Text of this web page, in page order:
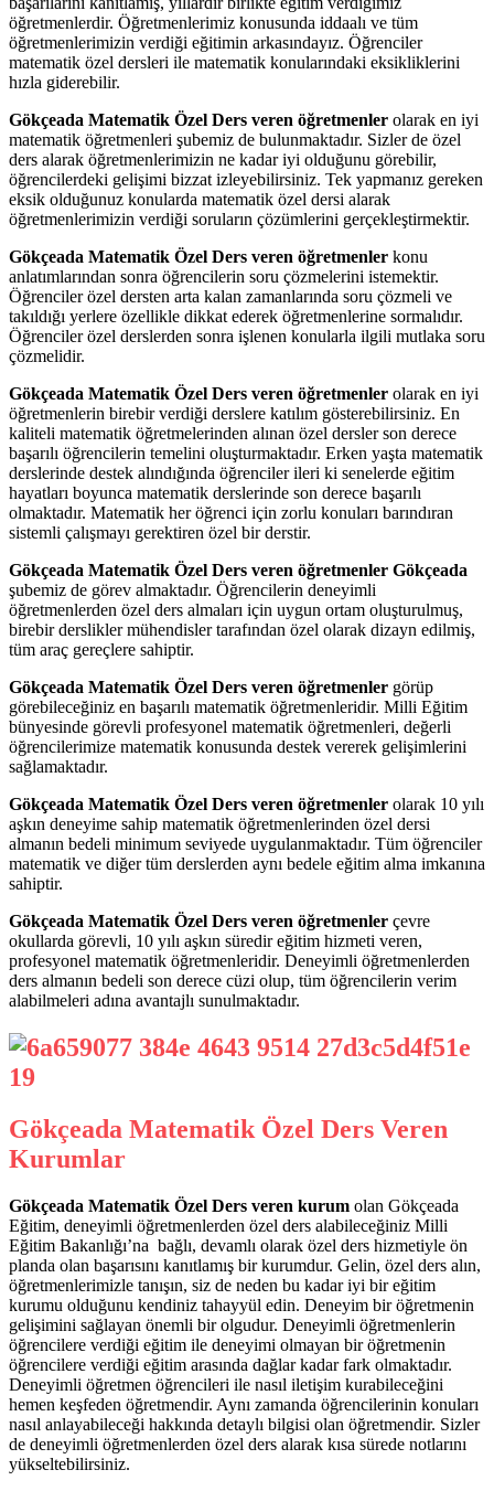
öğretmenlerdir. Öğretmenlerimiz konusunda iddaalı ve tüm
öğretmenlerimizin verdiği eğitimin arkasındayız. Öğrenciler
matematik özel dersleri ile matematik konularındaki eksikliklerini
hızla giderebilir.
Gökçeada Matematik Özel Ders veren öğretmenler olarak en iyi
matematik öğretmenleri şubemiz de bulunmaktadır. Sizler de özel
ders alarak öğretmenlerimizin ne kadar iyi olduğunu görebilir,
öğrencilerdeki gelişimi bizzat izleyebilirsiniz. Tek yapmanız gereken
eksik olduğunuz konularda matematik özel dersi alarak
öğretmenlerimizin verdiği soruların çözümlerini gerçekleştirmektir.
Gökçeada Matematik Özel Ders veren öğretmenler konu
anlatımlarından sonra öğrencilerin soru çözmelerini istemektir.
Öğrenciler özel dersten arta kalan zamanlarında soru çözmeli ve
takıldığı yerlere özellikle dikkat ederek öğretmenlerine sormalıdır.
Öğrenciler özel derslerden sonra işlenen konularla ilgili mutlaka soru
çözmelidir.
Gökçeada Matematik Özel Ders veren öğretmenler olarak en iyi
öğretmenlerin birebir verdiği derslere katılım gösterebilirsiniz. En
kaliteli matematik öğretmelerinden alınan özel dersler son derece
başarılı öğrencilerin temelini oluşturmaktadır. Erken yaşta matematik
derslerinde destek alındığında öğrenciler ileri ki senelerde eğitim
hayatları boyunca matematik derslerinde son derece başarılı
olmaktadır. Matematik her öğrenci için zorlu konuları barındıran
sistemli çalışmayı gerektiren özel bir derstir.
Gökçeada Matematik Özel Ders veren öğretmenler Gökçeada
şubemiz de görev almaktadır. Öğrencilerin deneyimli
öğretmenlerden özel ders almaları için uygun ortam oluşturulmuş,
birebir derslikler mühendisler tarafından özel olarak dizayn edilmiş,
tüm araç gereçlere sahiptir.
Gökçeada Matematik Özel Ders veren öğretmenler görüp
görebileceğiniz en başarılı matematik öğretmenleridir. Milli Eğitim
bünyesinde görevli profesyonel matematik öğretmenleri, değerli
öğrencilerimize matematik konusunda destek vererek gelişimlerini
sağlamaktadır.
Gökçeada Matematik Özel Ders veren öğretmenler olarak 10 yılı
aşkın deneyime sahip matematik öğretmenlerinden özel dersi
almanın bedeli minimum seviyede uygulanmaktadır. Tüm öğrenciler
matematik ve diğer tüm derslerden aynı bedele eğitim alma imkanına
sahiptir.
Gökçeada Matematik Özel Ders veren öğretmenler çevre
okullarda görevli, 10 yılı aşkın süredir eğitim hizmeti veren,
profesyonel matematik öğretmenleridir. Deneyimli öğretmenlerden
ders almanın bedeli son derece cüzi olup, tüm öğrencilerin verim
alabilmeleri adına avantajlı sunulmaktadır.
Gökçeada Matematik Özel Ders Veren
Kurumlar
Gökçeada Matematik Özel Ders veren kurum olan Gökçeada
Eğitim, deneyimli öğretmenlerden özel ders alabileceğiniz Milli
Eğitim Bakanlığı’na bağlı, devamlı olarak özel ders hizmetiyle ön
planda olan başarısını kanıtlamış bir kurumdur. Gelin, özel ders alın,
öğretmenlerimizle tanışın, siz de neden bu kadar iyi bir eğitim
kurumu olduğunu kendiniz tahayyül edin. Deneyim bir öğretmenin
gelişimini sağlayan önemli bir olgudur. Deneyimli öğretmenlerin
öğrencilere verdiği eğitim ile deneyimi olmayan bir öğretmenin
öğrencilere verdiği eğitim arasında dağlar kadar fark olmaktadır.
Deneyimli öğretmen öğrencileri ile nasıl iletişim kurabileceğini
hemen keşfeden öğretmendir. Aynı zamanda öğrencilerinin konuları
nasıl anlayabileceği hakkında detaylı bilgisi olan öğretmendir. Sizler
de deneyimli öğretmenlerden özel ders alarak kısa sürede notlarını
yükseltebilirsiniz.